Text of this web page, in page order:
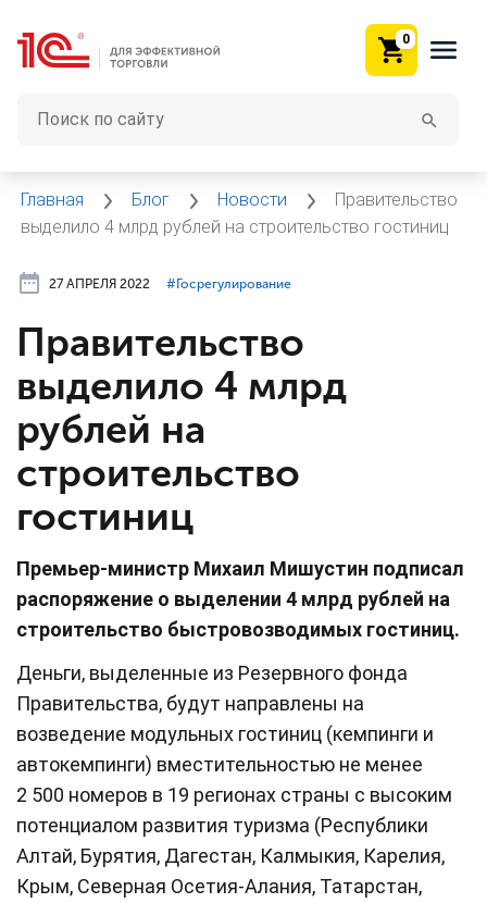
0
Главная Блог Новости
Правительство
выделило 4 млрд рублей на строительство гостиниц
27 АПРЕЛЯ 2022 #⁣Госрегулирование
Правительство
выделило 4 млрд
рублей на
строительство
гостиниц
Премьер-министр Михаил Мишустин подписал
распоряжение о выделении 4 млрд рублей на
строительство быстровозводимых гостиниц.
Деньги, выделенные из Резервного фонда
Правительства, будут направлены на
возведение модульных гостиниц (кемпинги и
автокемпинги) вместительностью не менее
2 500 номеров в 19 регионах страны с высоким
потенциалом развития туризма (Республики
Алтай, Бурятия, Дагестан, Калмыкия, Карелия,
Крым, Северная Осетия-Алания, Татарстан,